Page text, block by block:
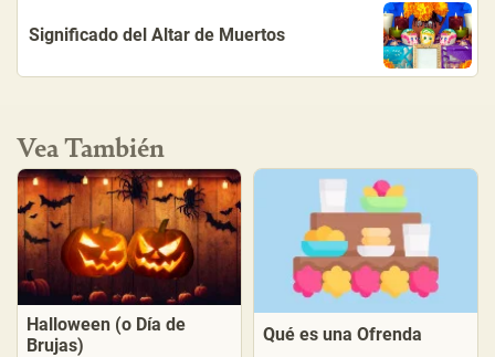
Significado del Altar de Muertos
Vea También
Halloween (o Día de
Brujas)
Qué es una Ofrenda